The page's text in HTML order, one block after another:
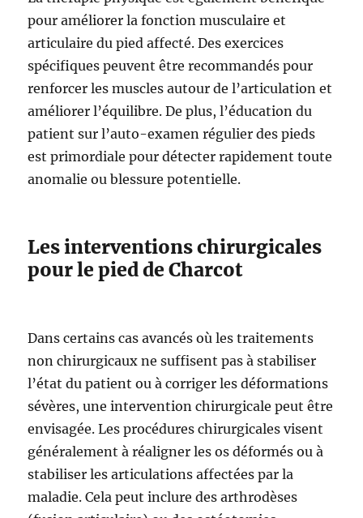
pour améliorer la fonction musculaire et
articulaire du pied affecté. Des exercices
spécifiques peuvent être recommandés pour
renforcer les muscles autour de l’articulation et
améliorer l’équilibre. De plus, l’éducation du
patient sur l’auto-examen régulier des pieds
est primordiale pour détecter rapidement toute
anomalie ou blessure potentielle.
Les interventions chirurgicales
pour le pied de Charcot
Dans certains cas avancés où les traitements
non chirurgicaux ne suffisent pas à stabiliser
l’état du patient ou à corriger les déformations
sévères, une intervention chirurgicale peut être
envisagée. Les procédures chirurgicales visent
généralement à réaligner les os déformés ou à
stabiliser les articulations affectées par la
maladie. Cela peut inclure des arthrodèses